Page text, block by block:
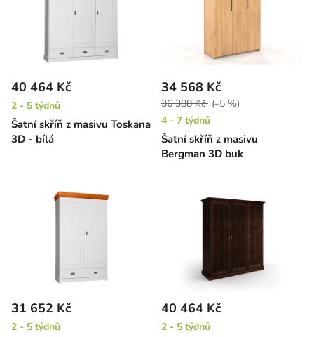
Šatní skříň z masivu Toskana
3D - bílá
40 464 Kč
2 - 5 týdnů
Šatní skříň z masivu
Bergman 3D buk
34 568 Kč
36 388 Kč (–5 %)
4 - 7 týdnů
31 652 Kč
2 - 5 týdnů
40 464 Kč
2 - 5 týdnů